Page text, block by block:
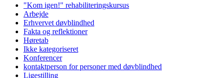
"Kom igen!" rehabiliteringskursus
Arbejde
Erhvervet døvblindhed
Fakta og reflektioner
Høretab
Ikke kategoriseret
Konferencer
kontaktperson for personer med døvblindhed
Ligestilling